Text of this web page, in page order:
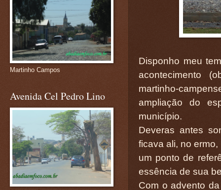
Disponho meu
acontecimento
martinho-
ampliação do
município.
Deveras antes
ficava ali, no
um ponto de
essência de sua
Com o advento
Martinho Campos
Avenida Cel Pedro Lino